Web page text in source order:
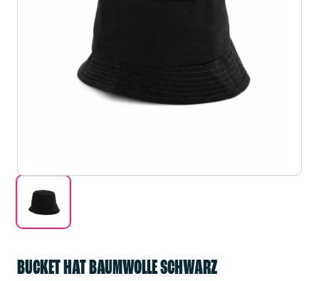
BUCKET HAT BAUMWOLLE SCHWARZ